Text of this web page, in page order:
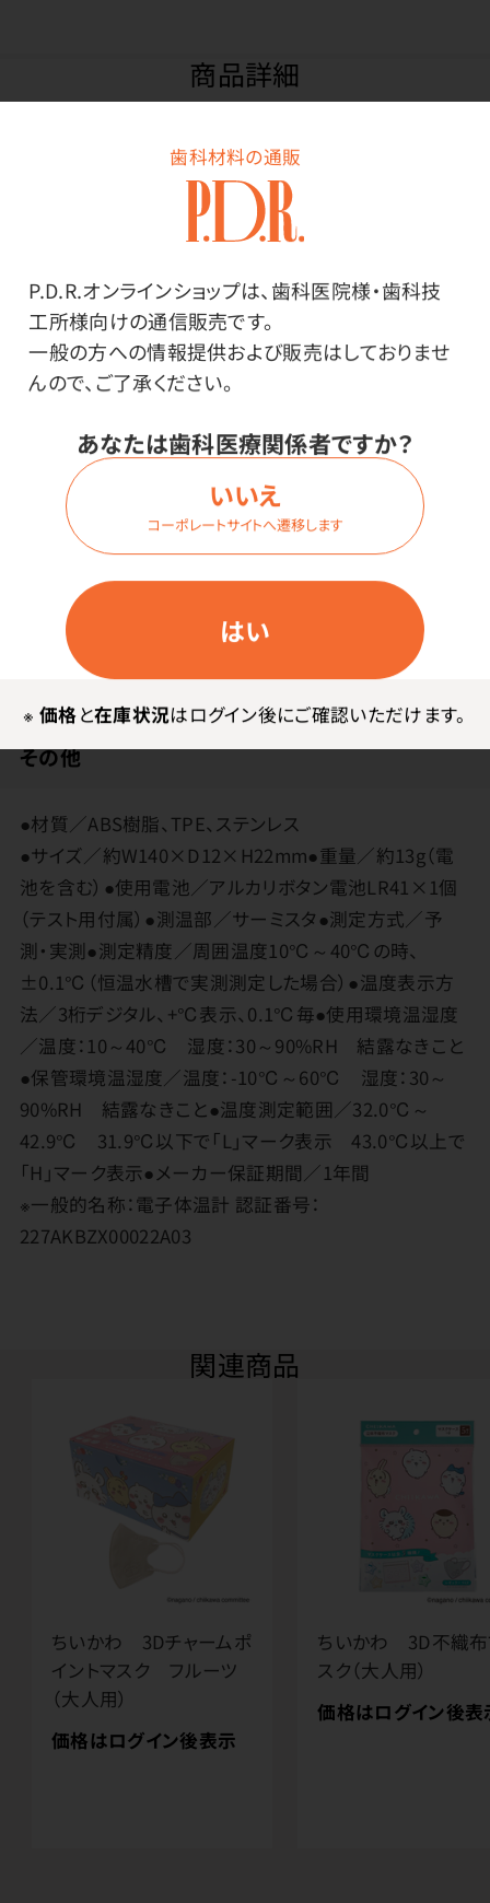
歯科材料の通販
P.D.R.オンラインショップは、歯科医院様・歯科技
工所様向けの通信販売です。
一般の方への情報提供および販売はしておりませ
んので、ご了承ください。
あなたは歯科医療関係者ですか？
はい
いいえ
コーポレートサイトへ遷移します
※ 価格と在庫状況はログイン後にご確認いただけます。
商品詳細
ちいかわデザインのかわいい体温計。約15秒で、すばやく
予測検温。
先端は柔らかく曲がるため脇にフィットします。
先端は菌の増殖を抑える抗菌仕様で衛生的。
約12分後に自動で電源が切れます。
メーカー・ブランド
その他
●材質／ABS樹脂、TPE、ステンレス
●サイズ／約W140×D12×H22mm●重量／約13g（電
池を含む）●使用電池／アルカリボタン電池LR41×1個
（テスト用付属）●測温部／サーミスタ●測定方式／予
測・実測●測定精度／周囲温度10℃～40℃の時、
±0.1℃（恒温水槽で実測測定した場合）●温度表示方
法／3桁デジタル、+℃表示、0.1℃毎●使用環境温湿度
／温度：10～40℃ 湿度：30～90%RH 結露なきこと
●保管環境温湿度／温度：‐10℃～60℃ 湿度：30～
90%RH 結露なきこと●温度測定範囲／32.0℃～
42.9℃ 31.9℃以下で「L」マーク表示 43.0℃以上で
「H」マーク表示●メーカー保証期間／1年間
※一般的名称：電子体温計 認証番号：
227AKBZX00022A03
関連商品
ちいかわ 3Dチャームポ
イントマスク フルーツ
（大人用）
価格はログイン後表示
ちいかわ 3D不織
スク（大人用）
価格はログイン後表